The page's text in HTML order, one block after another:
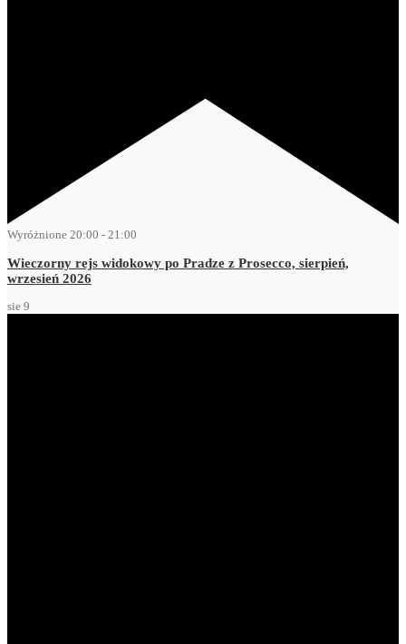
Wyróżnione 20:00 - 21:00
Wieczorny rejs widokowy po Pradze z Prosecco, sierpień,
wrzesień 2026
sie 9